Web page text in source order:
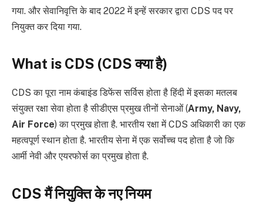
गया. और सेवानिवृत्ति के बाद 2022 में इन्हें सरकार द्वारा CDS पद पर
नियुक्त कर दिया गया.
What is CDS (CDS क्या है)
CDS का पूरा नाम कंबाइंड डिफेंस सर्विस होता है हिंदी में इसका मतलब
संयुक्त रक्षा सेवा होता है सीडीएस प्रमुख तीनों सेनाओं (Army, Navy,
Air Force) का प्रमुख होता है. भारतीय रक्षा में CDS अधिकारी का एक
महत्वपूर्ण स्थान होता है. भारतीय सेना में एक सर्वोच्च पद होता है जो कि
आर्मी नेवी और एयरफोर्स का प्रमुख होता है.
CDS मैं नियुक्ति के नए नियम